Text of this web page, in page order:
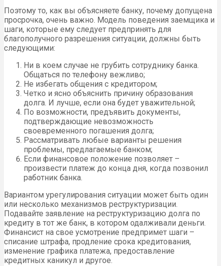
Поэтому то, как вы объясняете банку, почему допущена
просрочка, очень важно. Модель поведения заемщика и
шаги, которые ему следует предпринять для
благополучного разрешения ситуации, должны быть
следующими:
Ни в коем случае не грубить сотруднику банка.
Общаться по телефону вежливо;
Не избегать общения с кредитором;
Четко и ясно объяснить причину образования
долга. И лучше, если она будет уважительной;
По возможности, предъявить документы,
подтверждающие невозможность
своевременного погашения долга;
Рассматривать любые варианты решения
проблемы, предлагаемые банком;
Если финансовое положение позволяет –
произвести платеж до конца дня, когда позвонил
работник банка.
Вариантом урегулирования ситуации может быть один
или несколько механизмов реструктуризации.
Подавайте заявление на реструктуризацию долга по
кредиту в тот же банк, в котором одалживали деньги.
Финансист на свое усмотрение предпримет шаги –
списание штрафа, продление срока кредитования,
изменение графика платежа, предоставление
кредитных каникул и другое.